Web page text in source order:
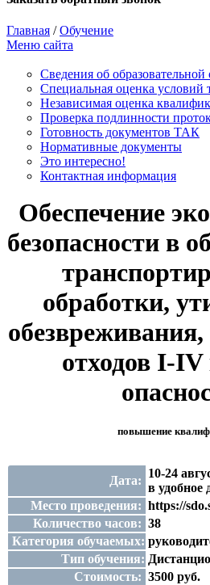
Главная /Обучение
Меню сайта
Сведения об образовательной
Cпециальная оценка условий
Независимая оценка
Проверка подлинности
Готовность документов ТАК
Нормативные документы
Это интересно!
Контактная информация
Обеспечение
безопасности в
обработки,
отходов I-IV
повышение
Дата:
10-24
в удобное
Место проведения: https://
Количество часов: 38
Категория обучаемых:
Тип обучения:
Стоимость: 3500 руб.